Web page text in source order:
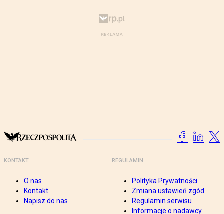
KONTAKT
O nas
Kontakt
Napisz do nas
REGULAMIN
Polityka Prywatności
Zmiana ustawień zgód
Regulamin serwisu
Informacje o nadawcy